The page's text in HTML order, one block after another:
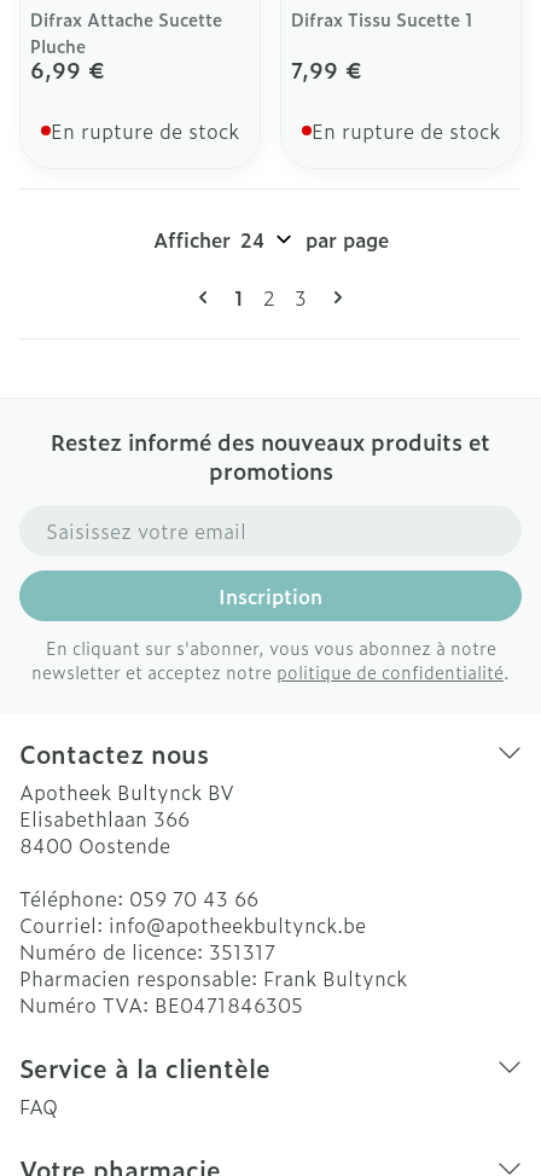
Difrax Attache Sucette
Pluche
6,99 €
En rupture de stock
Difrax Tissu Sucette 1
7,99 €
En rupture de stock
Pages
Vous lisez actuellement la page
1 Page
2 Page
3
Afficher par page
Restez informé des nouveaux produits et
promotions
Adresse mail
Inscription
En cliquant sur s'abonner, vous vous abonnez à notre
newsletter et acceptez notre politique de confidentialité.
Contactez nous
Apotheek Bultynck BV
Elisabethlaan 366
8400 Oostende
Téléphone: 059 70 43 66
Courriel: info@apotheekbultynck.be
Numéro de licence: 351317
Pharmacien responsable: Frank Bultynck
Numéro TVA: BE0471846305
Service à la clientèle
FAQ
Votre pharmacie